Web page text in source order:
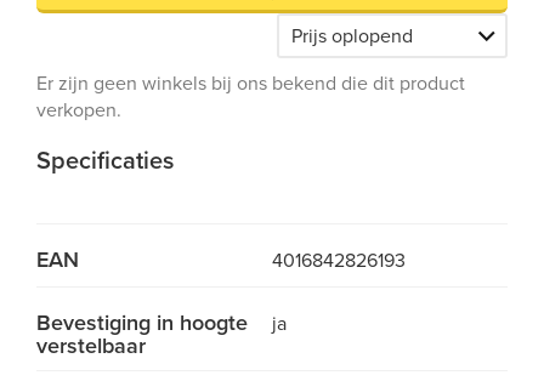
Er zijn geen winkels bij ons bekend die dit product
verkopen.
Specificaties
EAN 4016842826193
Bevestiging in hoogte
verstelbaar
ja